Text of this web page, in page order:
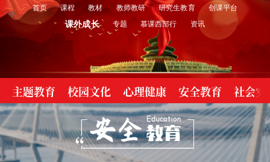
首页 课程 教材 教师教研 研究生教育 创课平台
课外成长 专题 慕课西部行 资讯
主题教育 校园文化 心理健康 安全教育 社会实